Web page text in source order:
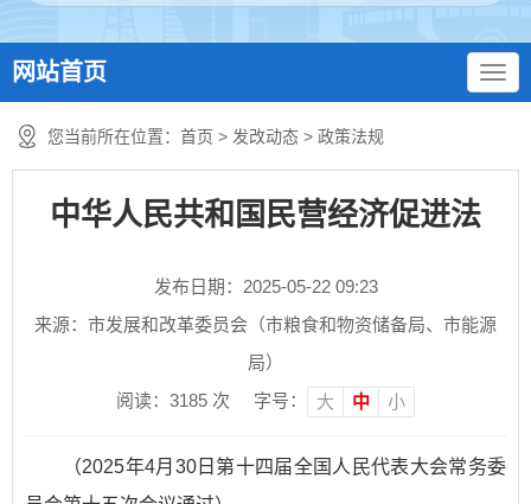
网站首页
您当前所在位置： 首页 > 发改动态 > 政策法规
中华人民共和国民营经济促进法
发布日期：2025-05-22 09:23
来源：市发展和改革委员会（市粮食和物资储备局、市能源
局）
阅读： 3185 次 字号： 大 中 小
（2025年4月30日第十四届全国人民代表大会常务委